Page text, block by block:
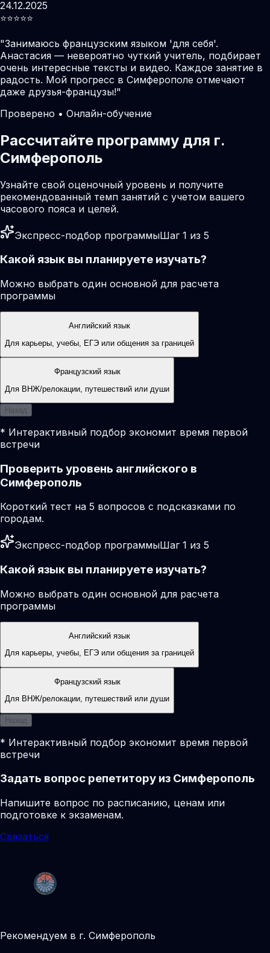
24.12.2025
⭐️⭐️⭐️⭐️⭐️
"Занимаюсь французским языком 'для себя'.
Анастасия — невероятно чуткий учитель, подбирает
очень интересные тексты и видео. Каждое занятие в
радость. Мой прогресс в Симферополе отмечают
даже друзья-французы!"
Проверено • Онлайн-обучение
Рассчитайте программу для г.
Симферополь
Узнайте свой оценочный уровень и получите
рекомендованный темп занятий с учетом вашего
часового пояса и целей.
Экспресс-подбор программыШаг 1 из 5
Какой язык вы планируете изучать?
Можно выбрать один основной для расчета
программы
Английский язык
Для карьеры, учебы, ЕГЭ или общения за границей
Французский язык
Для ВНЖ/релокации, путешествий или души
Назад
* Интерактивный подбор экономит время первой
встречи
Проверить уровень английского в
Симферополь
Короткий тест на 5 вопросов с подсказками по
городам.
Экспресс-подбор программыШаг 1 из 5
Какой язык вы планируете изучать?
Можно выбрать один основной для расчета
программы
Английский язык
Для карьеры, учебы, ЕГЭ или общения за границей
Французский язык
Для ВНЖ/релокации, путешествий или души
Назад
* Интерактивный подбор экономит время первой
встречи
Задать вопрос репетитору из Симферополь
Напишите вопрос по расписанию, ценам или
подготовке к экзаменам.
Связаться
Рекомендуем в г. Симферополь